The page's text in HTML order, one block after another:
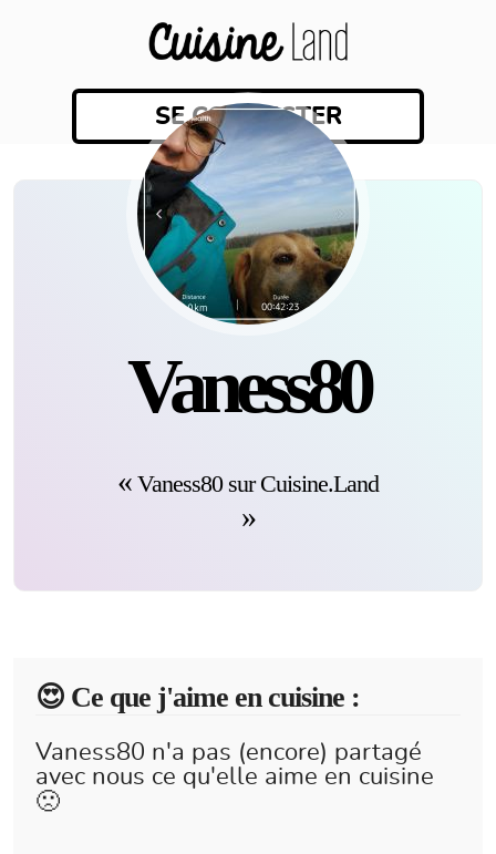
SE CONNECTER
Vaness80
Vaness80 sur Cuisine.Land
😍️ Ce que j'aime en cuisine :
Vaness80 n'a pas (encore) partagé
avec nous ce qu'elle aime en cuisine
🙁